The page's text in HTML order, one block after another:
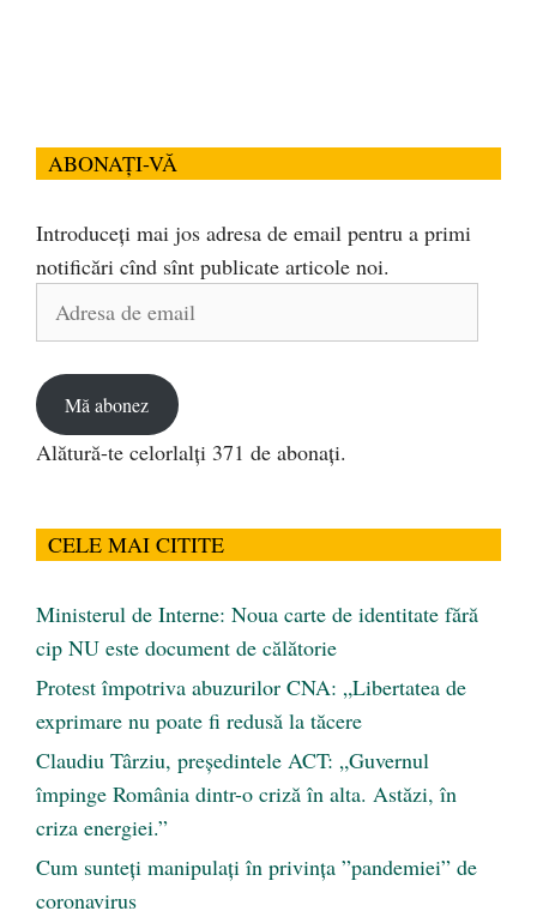
ABONAȚI-VĂ
Introduceți mai jos adresa de email pentru a primi
notificări cînd sînt publicate articole noi.
Adresa
Mă abonez
Alătură-te celorlalți 371 de abonați.
CELE MAI CITITE
Ministerul de Interne: Noua carte de identitate fără
cip NU este document de călătorie
Protest împotriva abuzurilor CNA: „Libertatea de
exprimare nu poate fi redusă la tăcere
Claudiu Târziu, președintele ACT: „Guvernul
împinge România dintr-o criză în alta. Astăzi, în
criza energiei.”
Cum sunteți manipulați în privința ”pandemiei” de
coronavirus